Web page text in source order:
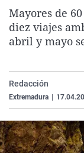
Mayores de
diez viajes
abril y mayo
Redacción
Extremadura